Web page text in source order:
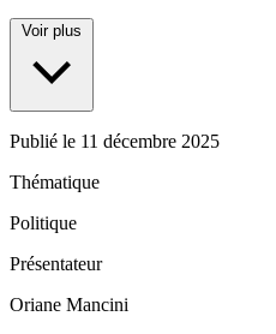
Voir plus
Publié le 11 décembre 2025
Thématique
Politique
Présentateur
Oriane Mancini